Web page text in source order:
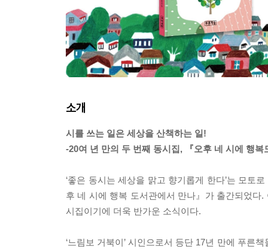
소개
시를 쓰는 일은 세상을 산책하는 일!
-20여 년 만의 두 번째 동시집, 『오후 네 시에 행복
‘좋은 동시는 세상을 맑고 향기롭게 한다’는 모토
후 네 시에 행복 도서관에서 만나』가 출간되었다
시집이기에 더욱 반가운 소식이다.
‘느림보 거북이’ 시인으로서 등단 17년 만에 푸른